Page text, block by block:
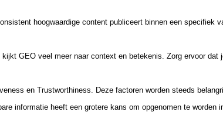
hoogwaardige content publiceert binnen een
GEO veel meer naar context en betekenis. Zorg ervoor
en Trustworthiness. Deze factoren worden steeds
informatie heeft een grotere kans om opgenomen te worden